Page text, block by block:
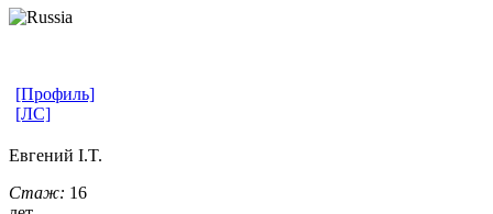
[Профиль]
[ЛС]
Евгений I.T.
Стаж: 16